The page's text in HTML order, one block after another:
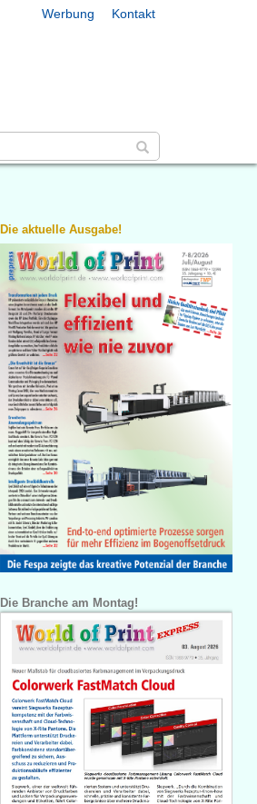
Werbung Kontakt
Die aktuelle Ausgabe!
Die Branche am Montag!